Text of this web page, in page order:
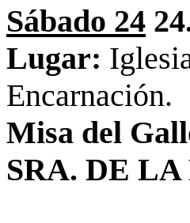
Sábado 24
Lugar:
Encarnación.
Misa del
SRA. DE